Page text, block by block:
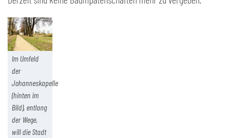
Im Umfeld
der
Johanneskapelle
(hinten im
Bild), entlang
der Wege,
will die Stadt